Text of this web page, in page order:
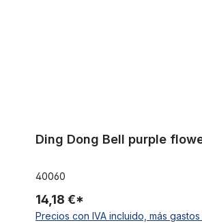
Ding Dong Bell purple
40060
14,18 €*
Precios con IVA incluido, más